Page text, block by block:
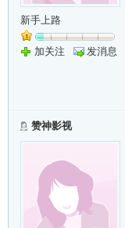
新手上路
加关注 发消息
赞神影视